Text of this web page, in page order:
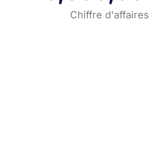
Chiffre d'affaires